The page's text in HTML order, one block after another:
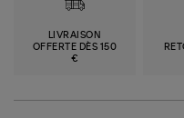
LIVRAISON
OFFERTE DÈS 150
€